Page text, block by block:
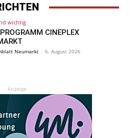
wichtig
CINEPLEX
Neumarkt - 6. August 2026
Anzeige